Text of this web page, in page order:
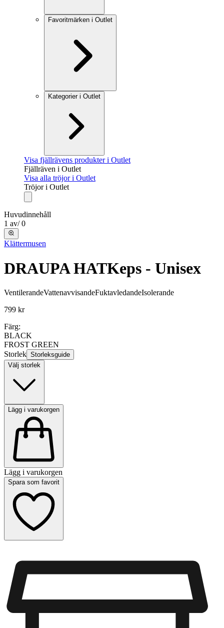
Favoritmärken i Outlet
Kategorier i Outlet
Visa fjällrävens produkter i Outlet
Fjällräven i Outlet
Visa alla tröjor i Outlet
Tröjor i Outlet
Huvudinnehåll
1 av/ 0
Klättermusen
DRAUPA HATKeps - Unisex
VentilerandeVattenavvisandeFuktavledandeIsolerande
799 kr
Färg:
BLACK
FROST GREEN
Storlek Storleksguide
Välj storlek
Lägg i varukorgen
Lägg i varukorgen
Spara som favorit